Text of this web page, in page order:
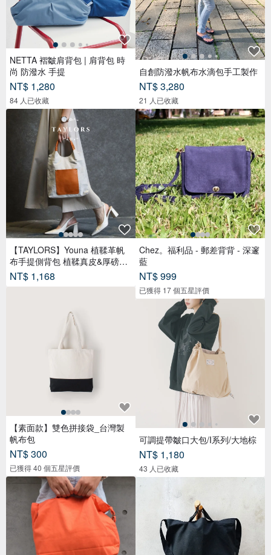
NETTA 褶皺肩背包 | 肩背包 時
尚 防潑水 手提
NT$ 1,280
84 人已收藏
【TAYLORS】Youna 植鞣革帆
布手提側背包 植鞣真皮&厚磅帆
布
NT$ 1,168
【素面款】雙色拼接袋_台灣製
帆布包
NT$ 300
已獲得 40 個五星評價
自創防潑水帆布水滴包手工製作
NT$ 3,280
21 人已收藏
Chez。福利品 - 郵差背背 - 深邃
藍
NT$ 999
已獲得 17 個五星評價
可調提帶皺口大包/I系列/大地棕
NT$ 1,180
43 人已收藏